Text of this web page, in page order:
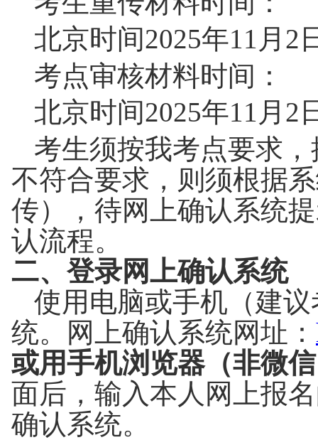
北京时间2025年11 月 2
考点审核材料时间：
北京时间2025年11 月 2
考生须按我考点要求
不符合要求，则须根据
传），待网上确认系统
认流程。
二、登录网上确认系统
使用电脑或手机（建
统。网上确认系统网址：
或用手机浏览器（非微
面后，输入本人网上报
确认系统。